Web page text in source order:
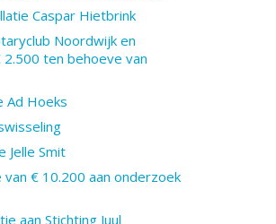
Caspar Hietbrink
Noordwijk en
ten behoeve van
Ad Hoeks
Jelle Smit
€ 10.200 aan onderzoek
aan Stichting Juul